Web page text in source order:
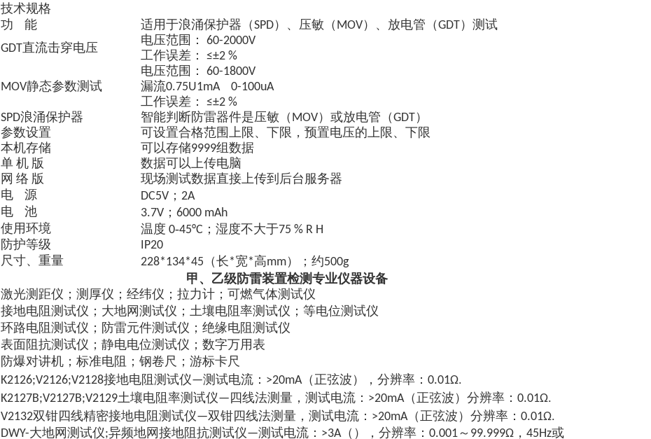
技术规格
功 能
适用于浪涌保护器（SPD）、压敏（MOV）、放电管（GDT）测试
GDT直流击穿电压
电压范围： 60-2000V
工作误差： ≤±2 %
MOV静态参数测试
电压范围： 60-1800V
漏流0.75U1mA 0-100uA
工作误差： ≤±2 %
SPD浪涌保护器
智能判断防雷器件是压敏（MOV）或放电管（GDT）
参数设置
可设置合格范围上限、下限，预置电压的上限、下限
本机存储
可以存储9999组数据
单 机 版
数据可以上传电脑
网 络 版
现场测试数据直接上传到后台服务器
电 源
DC5V ； 2A
电 池
3.7V ； 6000 mAh
使用环境
温度 0-45°C ； 湿度不大于75 % R H
防护等级
IP20
尺寸、重量
228*134*45（长*宽*高mm）； 约500g
甲、乙级防雷装置检测专业仪器设备
激光测距仪；测厚仪；经纬仪；拉力计；可燃气体测试仪
接地电阻测试仪；大地网测试仪；土壤电阻率测试仪；等电位测试仪
环路电阻测试仪；防雷元件测试仪；绝缘电阻测试仪
表面阻抗测试仪；静电电位测试仪；数字万用表
防爆对讲机；标准电阻；钢卷尺；游标卡尺
K2126;V2126;V2128接地电阻测试仪—测试电流：>20mA（正弦波），分辨率：0.01Ω.
K2127B;V2127B;V2129土壤电阻率测试仪—四线法测量，测试电流：>20mA（正弦波）分辨率：0.01Ω.
V2132双钳四线精密接地电阻测试仪—双钳四线法测量，测试电流：>20mA（正弦波）分辨率：0.01Ω.
DWY-大地网测试仪;异频地网接地阻抗测试仪—测试电流：>3A（），分辨率：0.001～99.999Ω，45Hz或